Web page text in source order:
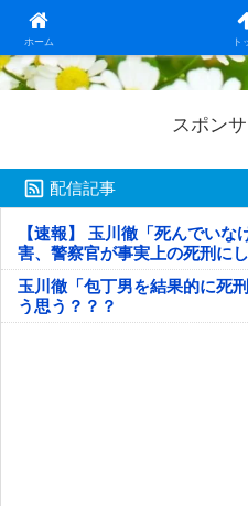
ホーム ト
日本第一！ニュース録
スポン
配信記事
【速報】 玉川徹「死んでい
害、警察官が事実上の死刑にし
玉川徹「包丁男を結果的に死
う思う？？？